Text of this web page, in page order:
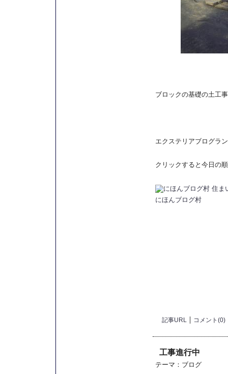
ブロックの基礎の土工
エクステリアブログラ
クリックすると今日の
にほんブログ村
記事URL コメント(0)
工事進行中
テーマ： ブログ